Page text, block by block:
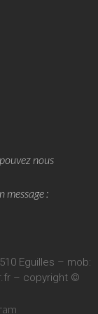
nous
message :
Eguilles – mob:
– copyright ©